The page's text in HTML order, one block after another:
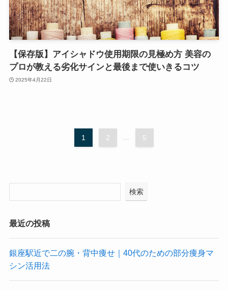
【保存版】アイシャドウ使用期限の見極め方 美容の
プロが教える劣化サインと最後まで使いきるコツ
2025年4月22日
1 2 ... 5
検索
最近の投稿
銀座駅近で二の腕・背中痩せ｜40代のための部分痩身マ
シン活用法